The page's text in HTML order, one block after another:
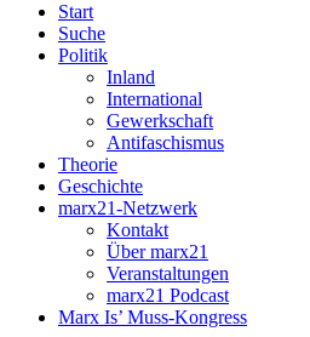
Start
Suche
Politik
Inland
International
Gewerkschaft
Antifaschismus
Theorie
Geschichte
marx21-Netzwerk
Kontakt
Über marx21
Veranstaltungen
marx21 Podcast
Marx Is’ Muss-Kongress